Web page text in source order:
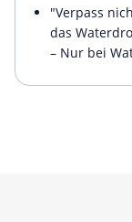
"Verpass
das
– Nur bei